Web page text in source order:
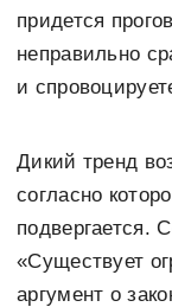
придется
неправильно
и
Дикий тренд
согласно
«Существует
аргумент о